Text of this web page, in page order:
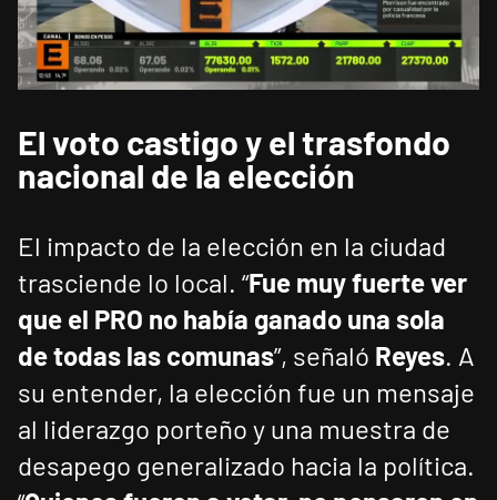
El voto castigo y el trasfondo
nacional de la elección
El impacto de la elección en la ciudad
trasciende lo local. “Fue muy fuerte ver
que el PRO no había ganado una sola
de todas las comunas”, señaló Reyes. A
su entender, la elección fue un mensaje
al liderazgo porteño y una muestra de
desapego generalizado hacia la política.